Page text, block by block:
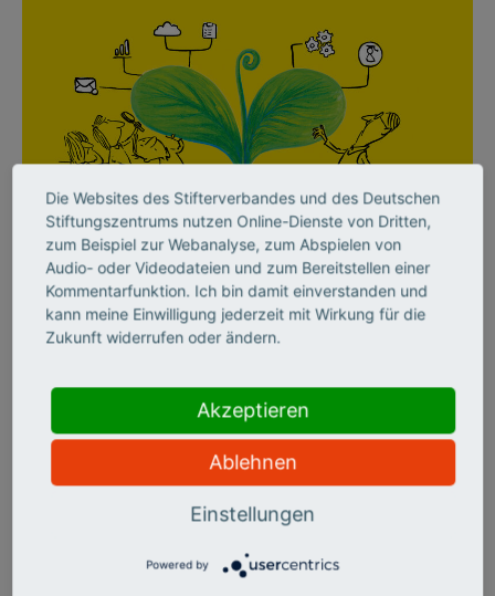
CHANCENGERECHTIGKEIT
Wie digital muss Schule
sein?
Aktuelle Studien zeigen: In deutschen Schulen ist der digitale
Wandel noch nicht angekommen. Es mangelt an Equipment, an
Konzepten, an Lehrern, die sich auf die neuen Medien
einlassen wollen. Dass es auch anders geht, zeigen zwei
Schulen aus Bayern und dem Saarland.
Die Websites des Stifterverbandes und des Deutschen
Stiftungszentrums nutzen Online-Dienste von Dritten,
zum Beispiel zur Webanalyse, zum Abspielen von
Audio- oder Videodateien und zum Bereitstellen einer
Kommentarfunktion. Ich bin damit einverstanden und
kann meine Einwilligung jederzeit mit Wirkung für die
Zukunft widerrufen oder ändern.
Akzeptieren
Ablehnen
Einstellungen
Powered by